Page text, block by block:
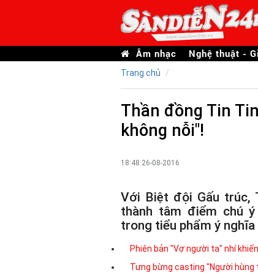
Âm nhạc Nghệ thuật -
Trang chủ
Thần đồng Tin
không nỗi"!
18:48 26-08-2016
Với Biệt đội Gấu trúc,
thành tâm điểm chú
trong tiểu phẩm ý nghĩa
Phiên bản "Vợ người ta" nhí
Tưng bừng casting "Người hùng